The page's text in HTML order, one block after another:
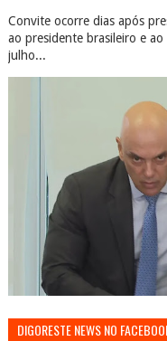
Convite ocorre dias após
ao presidente brasileiro e
julho...
DIGORESTE NEWS NO